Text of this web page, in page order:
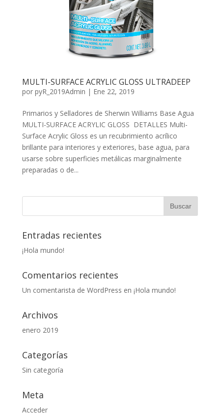
MULTI-SURFACE ACRYLIC GLOSS ULTRADEEP
por pyR_2019Admin | Ene 22, 2019
Primarios y Selladores de Sherwin Williams Base Agua
MULTI-SURFACE ACRYLIC GLOSS DETALLES Multi-
Surface Acrylic Gloss es un recubrimiento acrílico
brillante para interiores y exteriores, base agua, para
usarse sobre superficies metálicas marginalmente
preparadas o de...
Entradas recientes
¡Hola mundo!
Comentarios recientes
Un comentarista de WordPress en ¡Hola mundo!
Archivos
enero 2019
Categorías
Sin categoría
Meta
Acceder